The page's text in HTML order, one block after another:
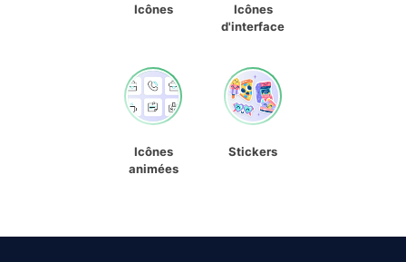
Icônes
Icônes
d'interface
Icônes
animées
Stickers